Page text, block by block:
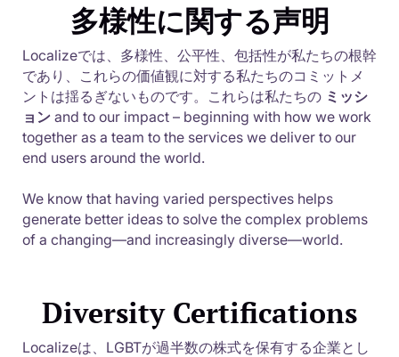
多様性に関する声明
Localizeでは、多様性、公平性、包括性が私たちの根幹
であり、これらの価値観に対する私たちのコミットメ
ントは揺るぎないものです。これらは私たちの ミッシ
ョン and to our impact – beginning with how we work
together as a team to the services we deliver to our
end users around the world.
We know that having varied perspectives helps
generate better ideas to solve the complex problems
of a changing—and increasingly diverse—world.
Diversity Certifications
Localizeは、LGBTが過半数の株式を保有する企業とし